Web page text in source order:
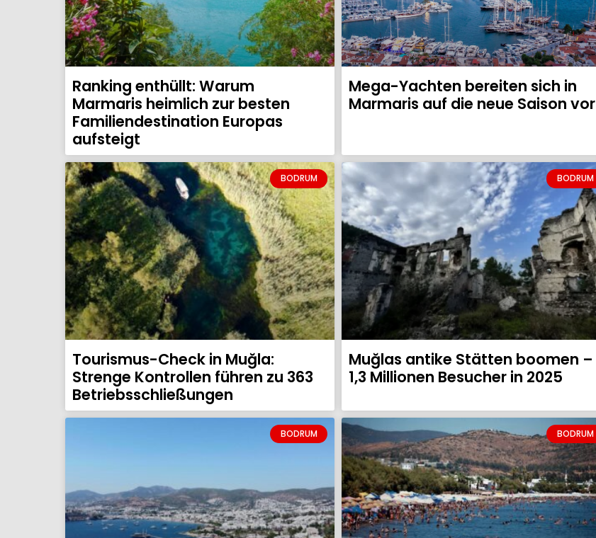
Ranking enthüllt: Warum
Marmaris heimlich zur besten
Familiendestination Europas
aufsteigt
Mega-Yachten bereiten sich in
Marmaris auf die neue Saison vor
BODRUM
Tourismus-Check in Muğla:
Strenge Kontrollen führen zu 363
Betriebsschließungen
BODRUM
Muğlas antike Stätten boomen –
1,3 Millionen Besucher in 2025
BODRUM BODRUM